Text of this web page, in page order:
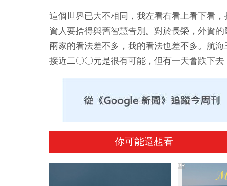
這個世界已大不相同，我左看右看上看下看
資人要捨得與舊智慧告別。對於長榮，外資
兩家的看法差不多，我的看法也差不多。航
接近二○○元是很有可能，但有一天會跌下去
你可能還想看
PR